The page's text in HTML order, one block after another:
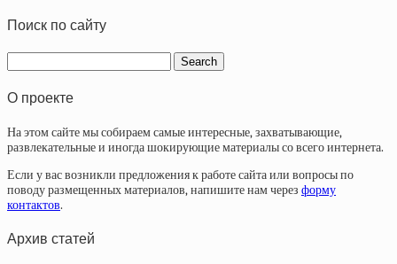
Поиск по сайту
О проекте
На этом сайте мы собираем самые интересные, захватывающие,
развлекательные и иногда шокирующие материалы со всего интернета.
Если у вас возникли предложения к работе сайта или вопросы по
поводу размещенных материалов, напишите нам через форму
контактов.
Архив статей